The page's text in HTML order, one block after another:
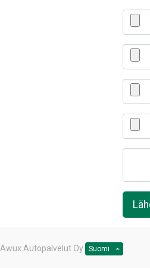
Awux Autopalvelut Oy Suomi